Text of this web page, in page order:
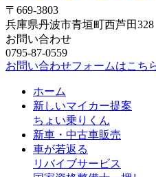
〒669-3803
兵庫県丹波市青垣町西芦田328
お問い合わせ
0795-87-0559
お問い合わせフォームはこち
ホーム
新しいマイカー提案
ちょい乗りくん
新車・中古車販売
車が若返る
リバイブサービス